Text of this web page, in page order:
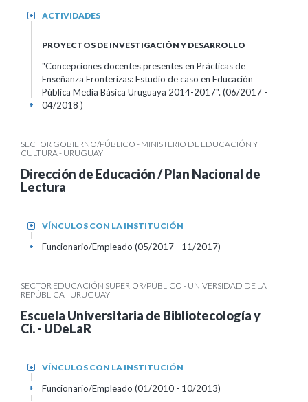
ACTIVIDADES
+
PROYECTOS DE INVESTIGACIÓN Y DESARROLLO
"Concepciones docentes presentes en Prácticas de
Enseñanza Fronterizas: Estudio de caso en Educación
Pública Media Básica Uruguaya 2014-2017". (06/2017 -
04/2018 )
+
SECTOR GOBIERNO/PÚBLICO - MINISTERIO DE EDUCACIÓN Y
CULTURA - URUGUAY
Dirección de Educación / Plan Nacional de
Lectura
VÍNCULOS CON LA INSTITUCIÓN
+
Funcionario/Empleado (05/2017 - 11/2017)
+
SECTOR EDUCACIÓN SUPERIOR/PÚBLICO - UNIVERSIDAD DE LA
REPÚBLICA - URUGUAY
Escuela Universitaria de Bibliotecología y
Ci. - UDeLaR
VÍNCULOS CON LA INSTITUCIÓN
+
Funcionario/Empleado (01/2010 - 10/2013)
+